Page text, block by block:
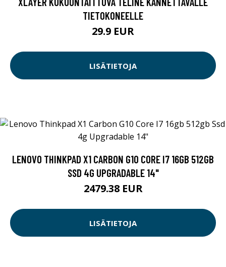
TIETOKONEELLE
29.9 EUR
LISÄTIETOJA
LENOVO THINKPAD X1 CARBON G10 CORE I7 16GB 512GB
SSD 4G UPGRADABLE 14"
2479.38 EUR
LISÄTIETOJA